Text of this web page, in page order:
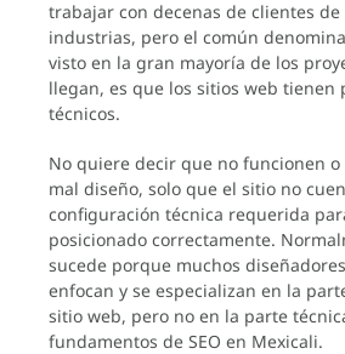
trabajar con decenas de clientes
industrias, pero el común
visto en la gran mayoría de los
llegan, es que los sitios web tienen
técnicos.
No quiere decir que no funcionen
mal diseño, solo que el sitio no
configuración técnica requerida
posicionado correctamente.
sucede porque muchos
enfocan y se especializan en la
sitio web, pero no en la parte
fundamentos de SEO en Mexicali.